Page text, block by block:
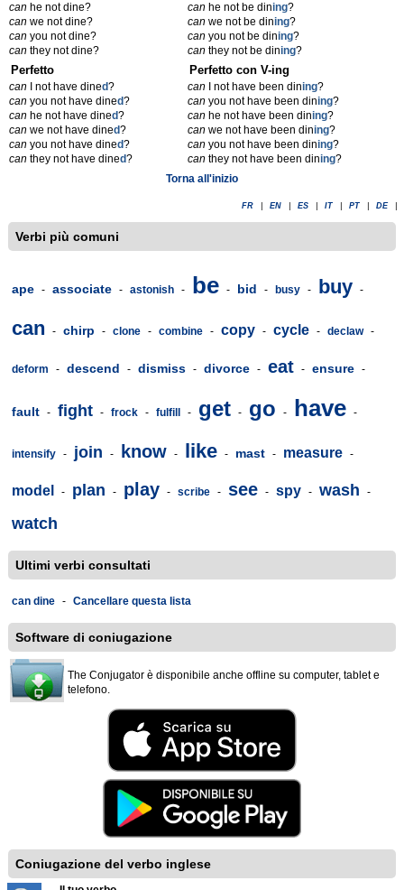
can he not dine?
can we not dine?
can you not dine?
can they not dine?
can he not be dining?
can we not be dining?
can you not be dining?
can they not be dining?
Perfetto
can I not have dined?
can you not have dined?
can he not have dined?
can we not have dined?
can you not have dined?
can they not have dined?
Perfetto con V-ing
can I not have been dining?
can you not have been dining?
can he not have been dining?
can we not have been dining?
can you not have been dining?
can they not have been dining?
Torna all'inizio
FR EN ES IT PT DE
Verbi più comuni
ape - associate - astonish - be - bid - busy - buy -
can - chirp - clone - combine - copy - cycle - declaw -
deform - descend - dismiss - divorce - eat - ensure -
fault - fight - frock - fulfill - get - go - have -
intensify - join - know - like - mast - measure -
model - plan - play - scribe - see - spy - wash -
watch
Ultimi verbi consultati
can dine - Cancellare questa lista
Software di coniugazione
The Conjugator è disponibile anche offline su computer, tablet e
telefono.
Coniugazione del verbo inglese